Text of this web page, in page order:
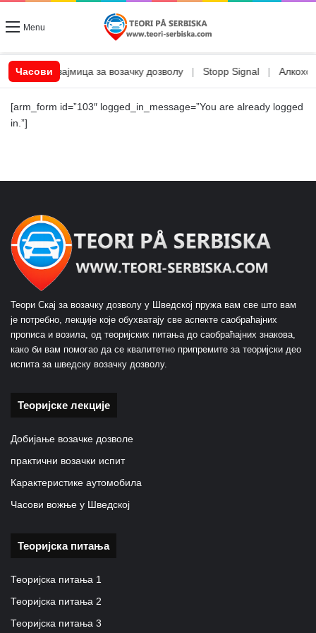
Menu
Часови
CSN позајмица за возачку дозволу | Stopp Signal Алкохол
[arm_form id=”103″ logged_in_message=”You are already logged
in.”]
Теори Скај за возачку дозволу у Шведској пружа вам све што вам
је потребно, лекције које обухватају све аспекте саобраћајних
прописа и возила, од теоријских питања до саобраћајних знакова,
како би вам помогао да се квалитетно припремите за теоријски део
испита за шведску возачку дозволу.
Теоријске лекције
Добијање возачке дозволе
практични возачки испит
Карактеристике аутомобила
Часови вожње у Шведској
Теоријска питања
Теоријска питања 1
Теоријска питања 2
Теоријска питања 3